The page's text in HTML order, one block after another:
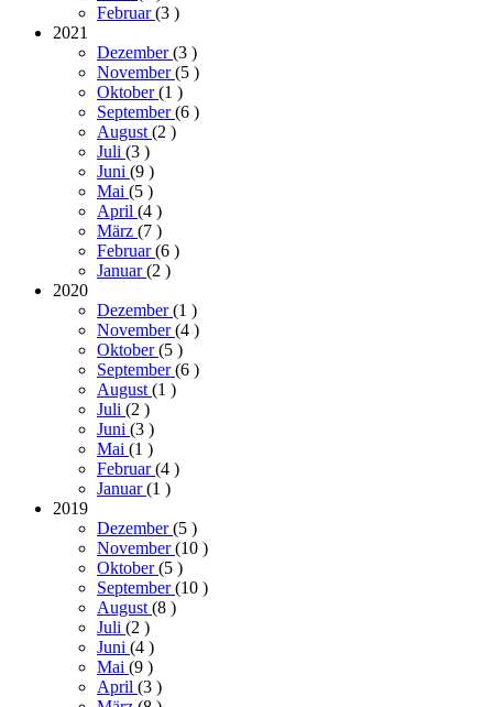
Februar(3 )
2021
Dezember(3 )
November(5 )
Oktober(1 )
September(6 )
August(2 )
Juli (3 )
Juni (9 )
Mai (5 )
April (4 )
März (7 )
Februar(6 )
Januar(2 )
2020
Dezember(1 )
November(4 )
Oktober(5 )
September(6 )
August(1 )
Juli (2 )
Juni (3 )
Mai (1 )
Februar(4 )
Januar(1 )
2019
Dezember(5 )
November(10 )
Oktober(5 )
September(10 )
August(8 )
Juli (2 )
Juni (4 )
Mai (9 )
April (3 )